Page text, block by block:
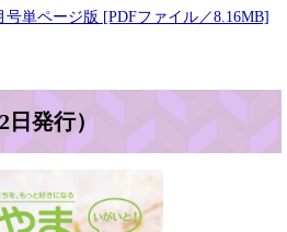
号単ページ版 [PDFファイル／8.16MB]
日発行）